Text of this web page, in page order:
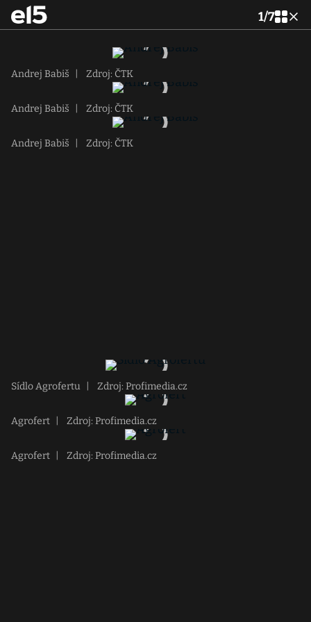
1/7
Andrej Babiš Zdroj: ČTK
Andrej Babiš Zdroj: ČTK
Andrej Babiš Zdroj: ČTK
Sídlo Agrofertu Zdroj: Profimedia.cz
Agrofert Zdroj: Profimedia.cz
Agrofert Zdroj: Profimedia.cz